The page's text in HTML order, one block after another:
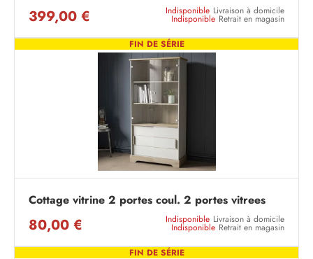
399,00 € Indisponible Livraison à domicile
Indisponible Retrait en magasin
FIN DE SÉRIE
Cottage vitrine 2 portes coul. 2 portes vitrees
80,00 € Indisponible Livraison à domicile
Indisponible Retrait en magasin
FIN DE SÉRIE